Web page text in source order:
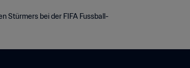
Stürmers bei der FIFA Fussball-